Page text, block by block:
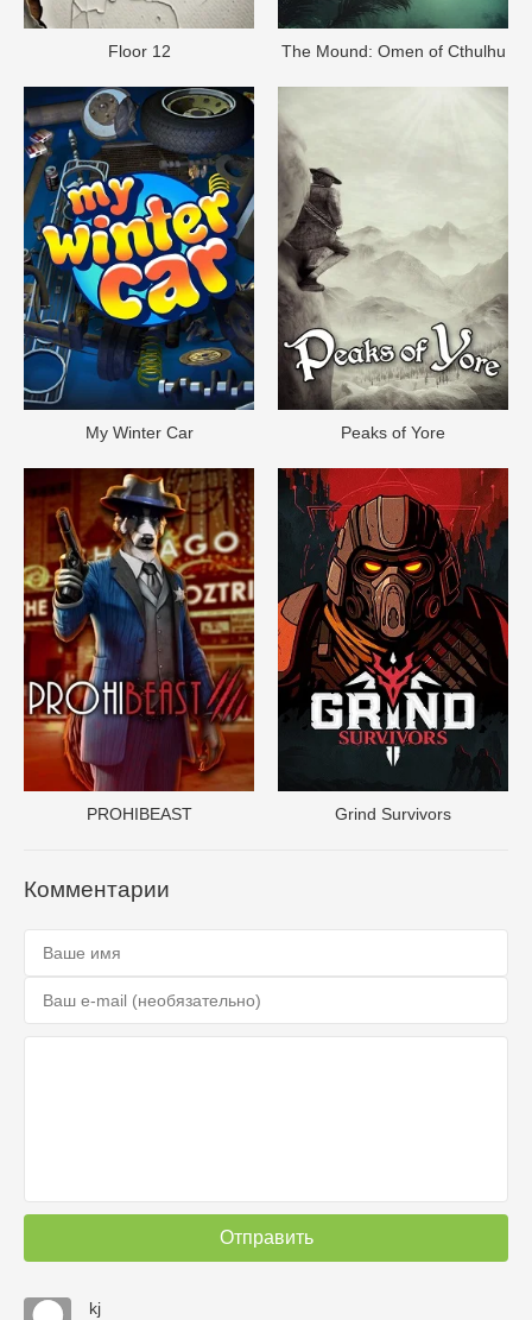
Floor 12 The Mound: Omen of Cthulhu
My Winter Car Peaks of Yore
PROHIBEAST Grind Survivors
Комментарии
Отправить
kj